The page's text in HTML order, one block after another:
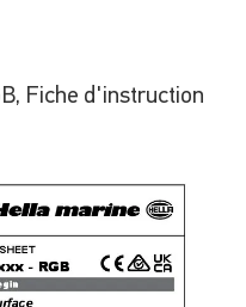
Fiche d'instruction